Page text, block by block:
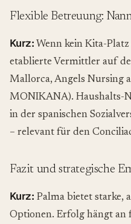
Flexible Betreuung:
Kurz: Wenn kein Kita-
etablierte Vermittler auf
Mallorca, Angels Nursing
MONIKANA). Haushalts-
in der spanischen
– relevant für den
Fazit und strategische
Kurz: Palma bietet starke,
Optionen. Erfolg hängt an